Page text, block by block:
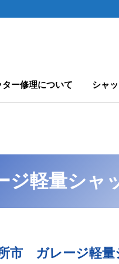
ター修理について シャ
ジ軽量シャ
市 ガレージ軽量